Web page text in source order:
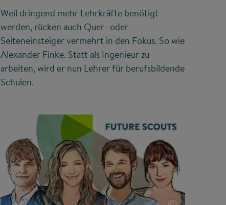
Weil dringend mehr Lehrkräfte benötigt
werden, rücken auch Quer- oder
Seiteneinsteiger vermehrt in den Fokus. So wie
Alexander Finke. Statt als Ingenieur zu
arbeiten, wird er nun Lehrer für berufsbildende
Schulen.